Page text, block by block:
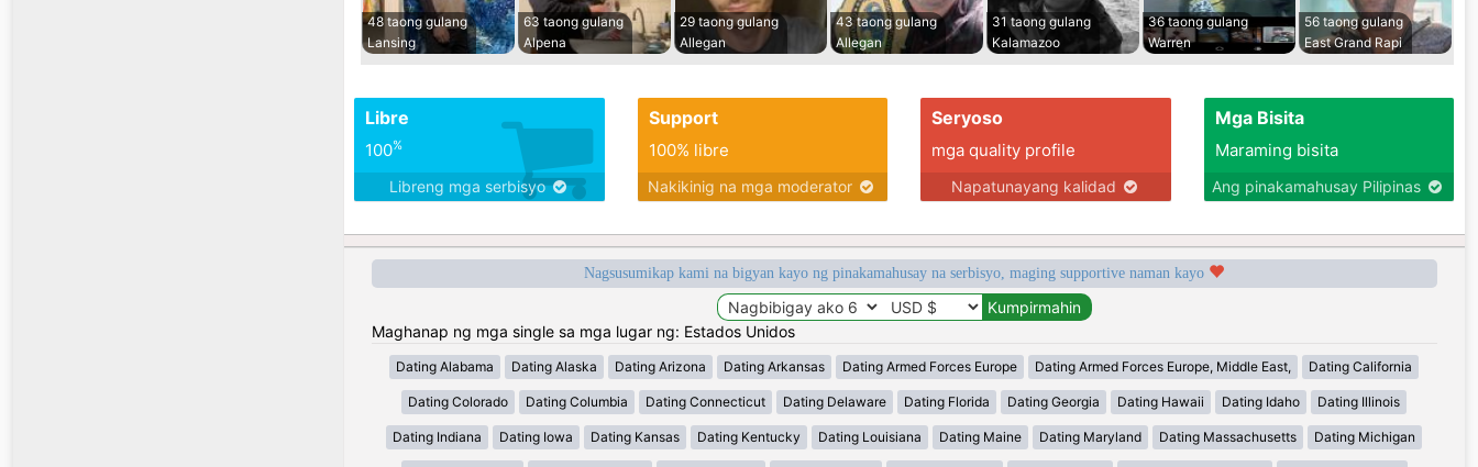
48 taong gulang
Lansing
63 taong gulang
Alpena
29 taong gulang
Allegan
43 taong gulang
Allegan
31 taong gulang
Kalamazoo
36 taong gulang
Warren
56 taong gulang
East Grand Rapi
Libre
100%
Libreng mga serbisyo
Support
100% libre
Nakikinig na mga moderator
Seryoso
mga quality profile
Napatunayang kalidad
Mga Bisita
Maraming bisita
Ang pinakamahusay Pilipinas
Nagsusumikap kami na bigyan kayo ng pinakamahusay na serbisyo, maging supportive naman kayo
Maghanap ng mga single sa mga lugar ng: Estados Unidos
Dating Alabama Dating Alaska Dating Arizona Dating Arkansas Dating Armed Forces Europe Dating Armed Forces Europe, Middle East, Dating California
Dating Colorado Dating Columbia Dating Connecticut Dating Delaware Dating Florida Dating Georgia Dating Hawaii Dating Idaho Dating Illinois
Dating Indiana Dating Iowa Dating Kansas Dating Kentucky Dating Louisiana Dating Maine Dating Maryland Dating Massachusetts Dating Michigan